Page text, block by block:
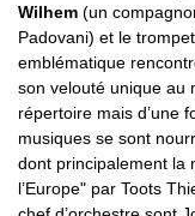
Wilhem (un
Padovani) et le
emblématique
son velouté unique au
répertoire mais d’une
musiques se sont
dont principalement la
l’Europe" par Toots